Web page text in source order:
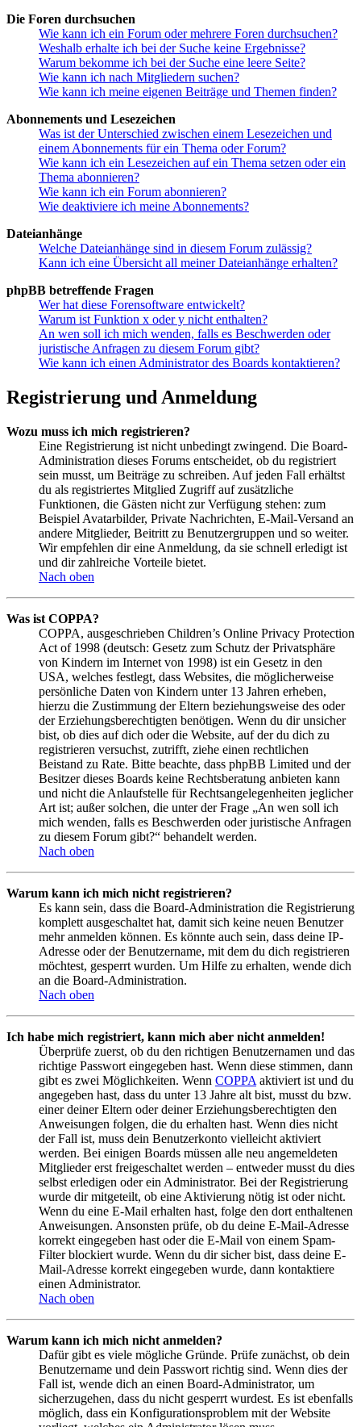
Die Foren durchsuchen
Wie kann ich ein Forum oder mehrere Foren durchsuchen?
Weshalb erhalte ich bei der Suche keine Ergebnisse?
Warum bekomme ich bei der Suche eine leere Seite?
Wie kann ich nach Mitgliedern suchen?
Wie kann ich meine eigenen Beiträge und Themen finden?
Abonnements und Lesezeichen
Was ist der Unterschied zwischen einem Lesezeichen und
einem Abonnements für ein Thema oder Forum?
Wie kann ich ein Lesezeichen auf ein Thema setzen oder ein
Thema abonnieren?
Wie kann ich ein Forum abonnieren?
Wie deaktiviere ich meine Abonnements?
Dateianhänge
Welche Dateianhänge sind in diesem Forum zulässig?
Kann ich eine Übersicht all meiner Dateianhänge erhalten?
phpBB betreffende Fragen
Wer hat diese Forensoftware entwickelt?
Warum ist Funktion x oder y nicht enthalten?
An wen soll ich mich wenden, falls es Beschwerden oder
juristische Anfragen zu diesem Forum gibt?
Wie kann ich einen Administrator des Boards kontaktieren?
Registrierung und Anmeldung
Wozu muss ich mich registrieren?
Eine Registrierung ist nicht unbedingt zwingend. Die Board-
Administration dieses Forums entscheidet, ob du registriert
sein musst, um Beiträge zu schreiben. Auf jeden Fall erhältst
du als registriertes Mitglied Zugriff auf zusätzliche
Funktionen, die Gästen nicht zur Verfügung stehen: zum
Beispiel Avatarbilder, Private Nachrichten, E-Mail-Versand an
andere Mitglieder, Beitritt zu Benutzergruppen und so weiter.
Wir empfehlen dir eine Anmeldung, da sie schnell erledigt ist
und dir zahlreiche Vorteile bietet.
Nach oben
Was ist COPPA?
COPPA, ausgeschrieben Children’s Online Privacy Protection
Act of 1998 (deutsch: Gesetz zum Schutz der Privatsphäre
von Kindern im Internet von 1998) ist ein Gesetz in den
USA, welches festlegt, dass Websites, die möglicherweise
persönliche Daten von Kindern unter 13 Jahren erheben,
hierzu die Zustimmung der Eltern beziehungsweise des oder
der Erziehungsberechtigten benötigen. Wenn du dir unsicher
bist, ob dies auf dich oder die Website, auf der du dich zu
registrieren versuchst, zutrifft, ziehe einen rechtlichen
Beistand zu Rate. Bitte beachte, dass phpBB Limited und der
Besitzer dieses Boards keine Rechtsberatung anbieten kann
und nicht die Anlaufstelle für Rechtsangelegenheiten jeglicher
Art ist; außer solchen, die unter der Frage „An wen soll ich
mich wenden, falls es Beschwerden oder juristische Anfragen
zu diesem Forum gibt?“ behandelt werden.
Nach oben
Warum kann ich mich nicht registrieren?
Es kann sein, dass die Board-Administration die Registrierung
komplett ausgeschaltet hat, damit sich keine neuen Benutzer
mehr anmelden können. Es könnte auch sein, dass deine IP-
Adresse oder der Benutzername, mit dem du dich registrieren
möchtest, gesperrt wurden. Um Hilfe zu erhalten, wende dich
an die Board-Administration.
Nach oben
Ich habe mich registriert, kann mich aber nicht anmelden!
Überprüfe zuerst, ob du den richtigen Benutzernamen und das
richtige Passwort eingegeben hast. Wenn diese stimmen, dann
gibt es zwei Möglichkeiten. Wenn COPPA aktiviert ist und du
angegeben hast, dass du unter 13 Jahre alt bist, musst du bzw.
einer deiner Eltern oder deiner Erziehungsberechtigten den
Anweisungen folgen, die du erhalten hast. Wenn dies nicht
der Fall ist, muss dein Benutzerkonto vielleicht aktiviert
werden. Bei einigen Boards müssen alle neu angemeldeten
Mitglieder erst freigeschaltet werden – entweder musst du dies
selbst erledigen oder ein Administrator. Bei der Registrierung
wurde dir mitgeteilt, ob eine Aktivierung nötig ist oder nicht.
Wenn du eine E-Mail erhalten hast, folge den dort enthaltenen
Anweisungen. Ansonsten prüfe, ob du deine E-Mail-Adresse
korrekt eingegeben hast oder die E-Mail von einem Spam-
Filter blockiert wurde. Wenn du dir sicher bist, dass deine E-
Mail-Adresse korrekt eingegeben wurde, dann kontaktiere
einen Administrator.
Nach oben
Warum kann ich mich nicht anmelden?
Dafür gibt es viele mögliche Gründe. Prüfe zunächst, ob dein
Benutzername und dein Passwort richtig sind. Wenn dies der
Fall ist, wende dich an einen Board-Administrator, um
sicherzugehen, dass du nicht gesperrt wurdest. Es ist ebenfalls
möglich, dass ein Konfigurationsproblem mit der Website